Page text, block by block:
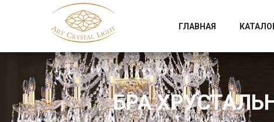
Официальный магазин фабрики Art Crystal Light
ГЛАВНАЯ
БРА